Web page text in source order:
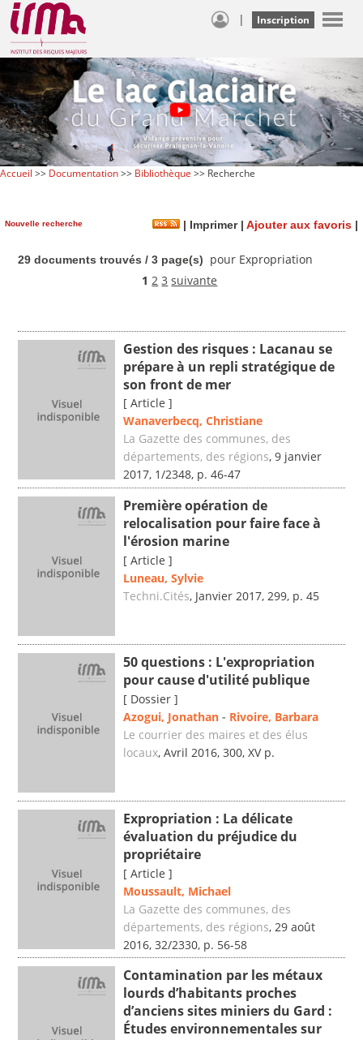
| Inscription
Accueil >> Documentation>> Bibliothèque >> Recherche
Nouvelle recherche | Imprimer| Ajouter aux favoris |
29 documents trouvés / 3 page(s)
pour Expropriation
1 2 3 suivante
Gestion des risques : Lacanau se
prépare à un repli stratégique de
son front de mer
[ Article ]
Wanaverbecq, Christiane
La Gazette des communes, des
départements, des régions, 9 janvier
2017, 1/2348, p. 46-47
Première opération de
relocalisation pour faire face à
l'érosion marine
[ Article ]
Luneau, Sylvie
Techni.Cités, Janvier 2017, 299, p. 45
50 questions : L'expropriation
pour cause d'utilité publique
[ Dossier ]
Azogui, Jonathan - Rivoire, Barbara
Le courrier des maires et des élus
locaux, Avril 2016, 300, XV p.
Expropriation : La délicate
évaluation du préjudice du
propriétaire
[ Article ]
Moussault, Michael
La Gazette des communes, des
départements, des régions, 29 août
2016, 32/2330, p. 56-58
Contamination par les métaux
lourds d’habitants proches
d’anciens sites miniers du Gard :
Études environnementales sur